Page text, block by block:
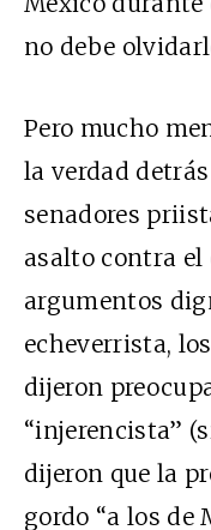
no debe
Pero mucho
la verdad
senadores
asalto contra el
argumentos
echeverrista,
dijeron
“injerencista”
dijeron que la
gordo “a los de